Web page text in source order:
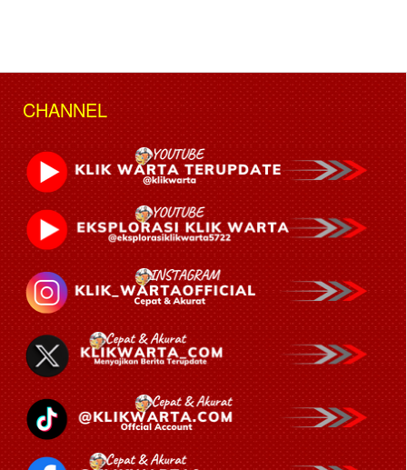
CHANNEL